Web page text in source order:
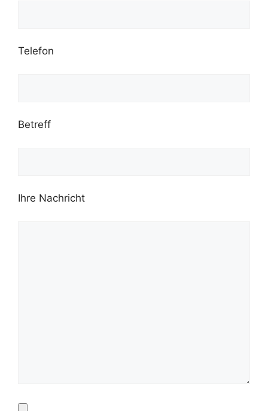
Telefon
Betreff
Ihre Nachricht